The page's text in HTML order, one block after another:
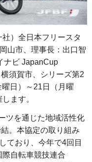
）全日本フリースタ
山市、理事長：出口智
ナビ JapanCup
須賀市、シリーズ第2
日）～21日（月曜
ます。
ツを通じた地域活性化
。本協定の取り組み
ており、今年で4回目
自転車競技連合